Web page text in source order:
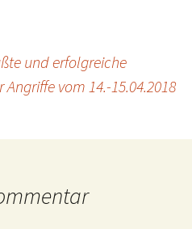
und erfolgreiche
vom 14.-15.04.2018